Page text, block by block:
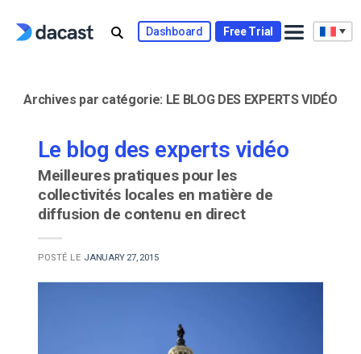
Dashboard Free Trial
Archives par catégorie: LE BLOG DES EXPERTS VIDÉO
Le blog des experts vidéo
Meilleures pratiques pour les
collectivités locales en matière de
diffusion de contenu en direct
POSTÉ LE JANUARY 27, 2015